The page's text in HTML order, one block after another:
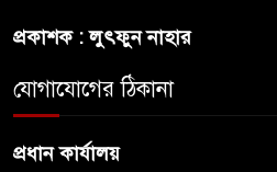
প্রকাশক : লুৎফুন নাহার
যোগাযোগের ঠিকানা
প্রধান কার্যালয়